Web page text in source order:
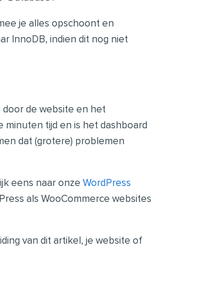
je alles opschoont en
InnoDB, indien dit nog niet
door de website en het
tijd en is het dashboard
dat (grotere) problemen
eens naar onze WordPress
als WooCommerce websites
van dit artikel, je website of